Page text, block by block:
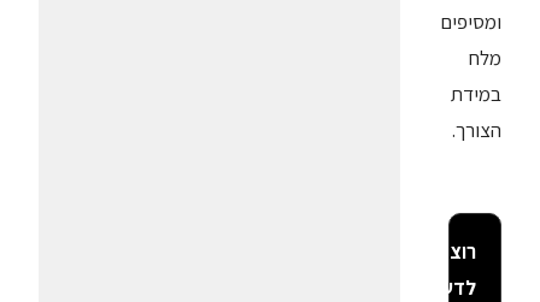
ומסיפים
מלח
במידת
הצורך.
רוצה
לדעת